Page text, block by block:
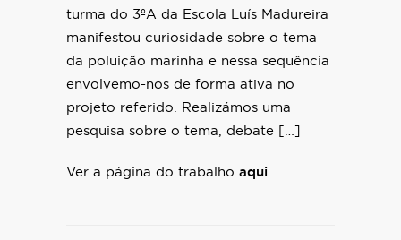
turma do 3ºA da Escola Luís Madureira
manifestou curiosidade sobre o tema
da poluição marinha e nessa sequência
envolvemo-nos de forma ativa no
projeto referido. Realizámos uma
pesquisa sobre o tema, debate […]
Ver a página do trabalho aqui.